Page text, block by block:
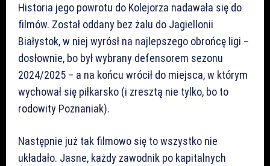
Historia jego powrotu do Kolejorza nadawała się do
filmów. Został oddany bez żalu do Jagiellonii
Białystok, w niej wyrósł na najlepszego obrońcę ligi –
dosłownie, bo był wybrany defensorem sezonu
2024/2025 – a na końcu wrócił do miejsca, w którym
wychował się piłkarsko (i zresztą nie tylko, bo to
rodowity Poznaniak).
Następnie już tak filmowo się to wszystko nie
układało. Jasne, każdy zawodnik po kapitalnych